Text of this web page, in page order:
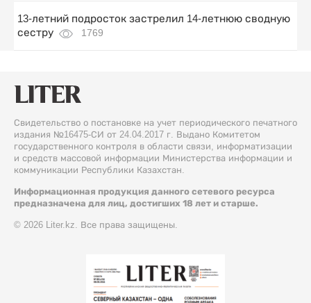
13-летний подросток застрелил 14-летнюю сводную
сестру
1769
Свидетельство о постановке на учет периодического печатного
издания №16475-СИ от 24.04.2017 г. Выдано Комитетом
государственного контроля в области связи, информатизации
и средств массовой информации Министерства информации и
коммуникации Республики Казахстан.
Информационная продукция данного сетевого ресурса
предназначена для лиц, достигших 18 лет и старше.
© 2026 Liter.kz. Все права защищены.